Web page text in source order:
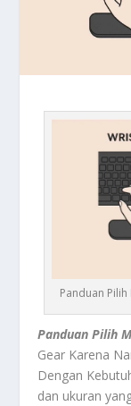
Panduan Pilih
Panduan Pilih
Gear Karena
Dengan
dan ukuran